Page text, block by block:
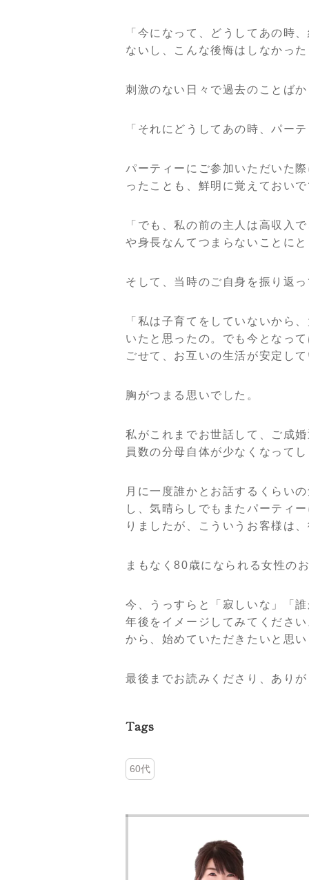
「今になって、どうしてあの時
ないし、こんな後悔はしなかっ
刺激のない日々で過去のことば
「それにどうしてあの時、パー
パーティーにご参加いただいた
ったことも、鮮明に覚えておい
「でも、私の前の主人は高収入
や身長なんてつまらないことに
そして、当時のご自身を振り返
「私は子育てをしていないから
いたと思ったの。 でも今となっ
ごせて、お互いの生活が安定し
胸がつまる思いでした。
私がこれまでお世話して、ご成
員数の分母自体が少なくなって
月に一度誰かとお話するくらい
し、気晴らしでもまたパーティ
りましたが、こういうお客様は
まもなく80歳になられる女性の
今、うっすらと「寂しいな」「
年後をイメージしてみてくださ
から、始めていただきたいと思
最後までお読みくださり、あり
Tags
60代